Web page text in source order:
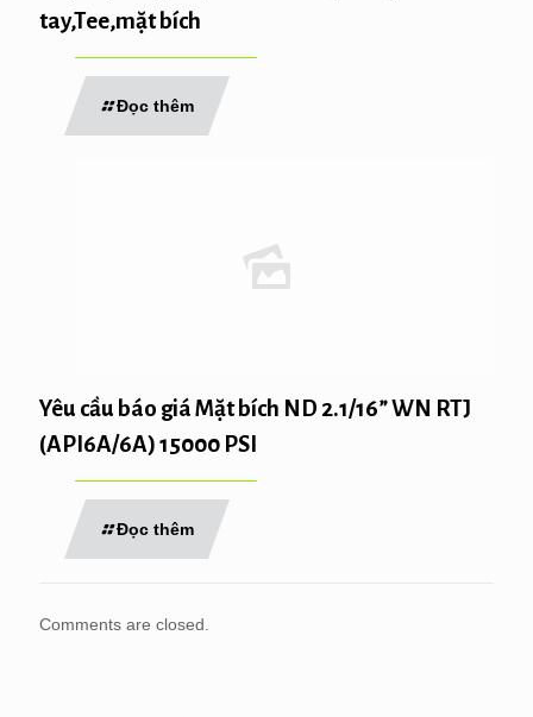
tay,Tee,mặt bích
Đọc thêm
Yêu cầu báo giá Mặt bích ND 2.1/16” WN RTJ
(API6A/6A) 15000 PSI
Đọc thêm
Comments are closed.